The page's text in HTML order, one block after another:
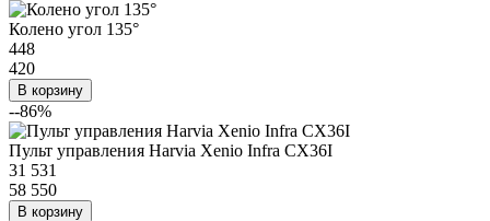
Колено угол 135°
448
420
В корзину
--86%
Пульт управления Harvia Xenio Infra CX36I
31 531
58 550
В корзину